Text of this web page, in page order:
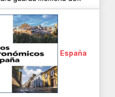
España